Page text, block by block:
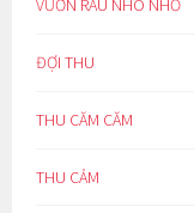
ĐỢI THU
THU CĂM CĂM
THU CẢM